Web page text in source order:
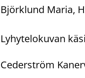
Björklund Maria,
Lyhytelokuvan
Cederström